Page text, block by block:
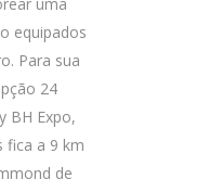
equipados
Para sua
24
BH Expo,
fica a 9 km
de